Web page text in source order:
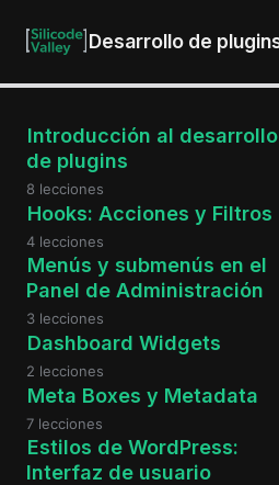
Desarrollo de
Introducción al desarrollo
de plugins
8 lecciones
Hooks: Acciones y Filtros
4 lecciones
Menús y submenús en el
Panel de Administración
3 lecciones
Dashboard Widgets
2 lecciones
Meta Boxes y Metadata
7 lecciones
Estilos de WordPress:
Interfaz de usuario